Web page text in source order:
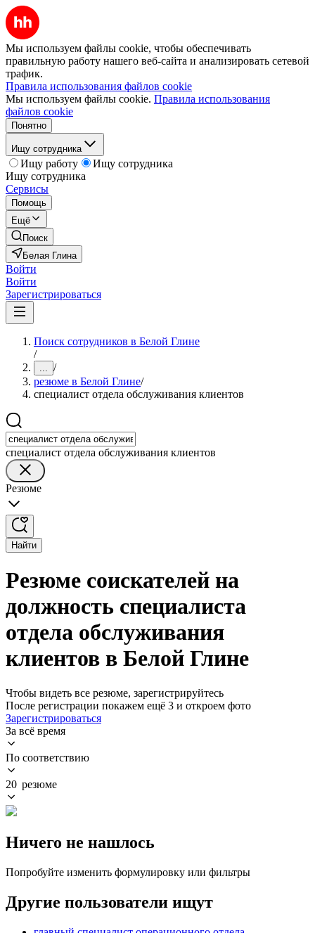
Мы используем файлы cookie, чтобы обеспечивать
правильную работу нашего веб-сайта и анализировать сетевой
трафик.
Правила использования файлов cookie
Мы используем файлы cookie. Правила использования
файлов cookie
Понятно
Ищу сотрудника
Ищу работу
Ищу сотрудника
Ищу сотрудника
Сервисы
Помощь
Ещё
Поиск
Белая Глина
Войти
Войти
Зарегистрироваться
Поиск сотрудников в Белой Глине
/
... /
резюме в Белой Глине/
специалист отдела обслуживания клиентов
специалист отдела обслуживания клиентов
Резюме
Найти
Резюме соискателей на
должность специалиста
отдела обслуживания
клиентов в Белой Глине
Чтобы видеть все резюме, зарегистрируйтесь
После регистрации покажем ещё 3 и откроем фото
Зарегистрироваться
За всё время
По соответствию
20 резюме
Ничего не нашлось
Попробуйте изменить формулировку или фильтры
Другие пользователи ищут